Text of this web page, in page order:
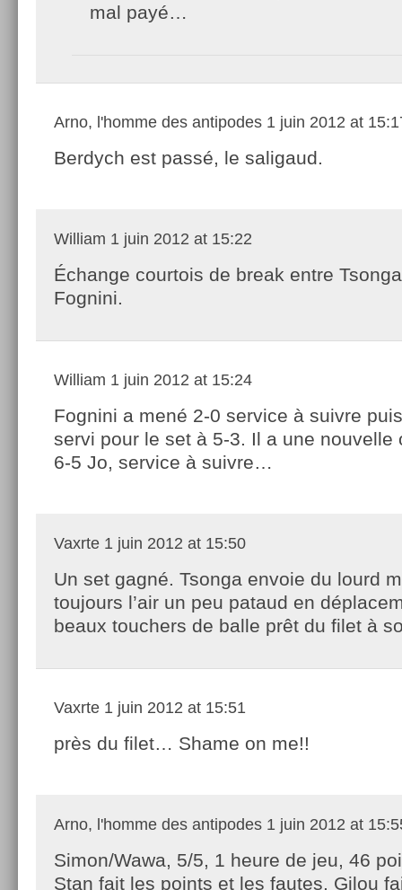
mal payé…
Arno, l'homme des antipodes 1 juin 2012 at
Berdych est passé, le saligaud.
William 1 juin 2012 at 15:22
Échange courtois de break entre
Fognini.
William 1 juin 2012 at 15:24
Fognini a mené 2-0 service à suivre
servi pour le set à 5-3. Il a une nouvelle
6-5 Jo, service à suivre…
Vaxrte 1 juin 2012 at 15:50
Un set gagné. Tsonga envoie du lourd
toujours l’air un peu pataud en
beaux touchers de balle prêt du filet à
Vaxrte 1 juin 2012 at 15:51
près du filet… Shame on me!!
Arno, l'homme des antipodes 1 juin 2012 at
Simon/Wawa, 5/5, 1 heure de jeu, 46
Stan fait les points et les fautes, Gilou